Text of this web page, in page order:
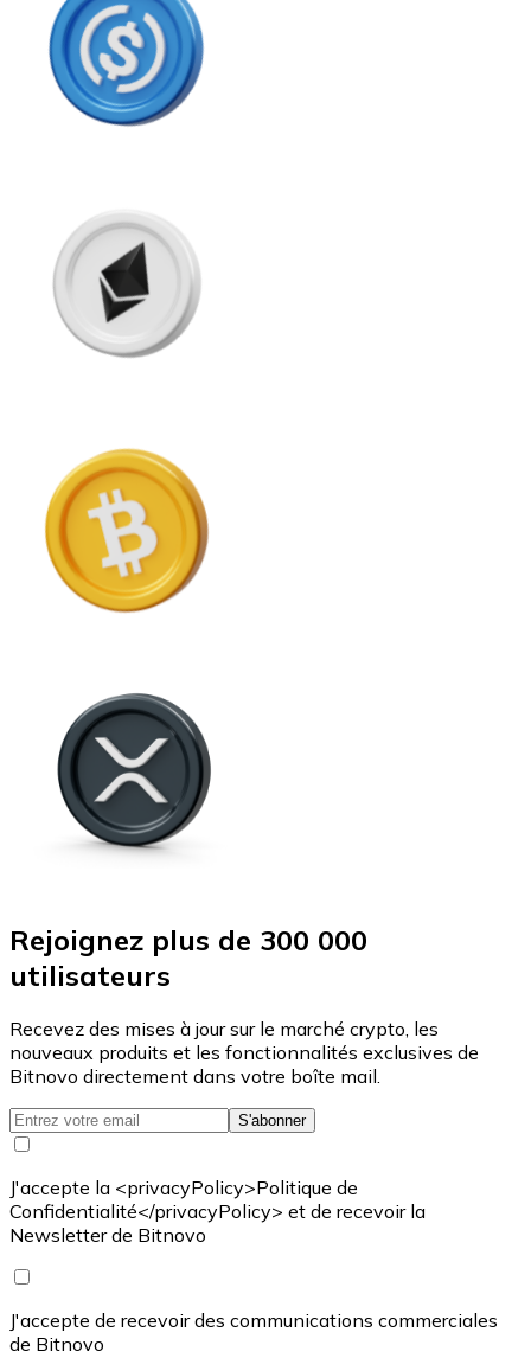
Rejoignez plus de 300 000
utilisateurs
Recevez des mises à jour sur le marché crypto, les
nouveaux produits et les fonctionnalités exclusives de
Bitnovo directement dans votre boîte mail.
S'abonner
J'accepte la <privacyPolicy>Politique de
Confidentialité</privacyPolicy> et de recevoir la
Newsletter de Bitnovo
J'accepte de recevoir des communications commerciales
de Bitnovo